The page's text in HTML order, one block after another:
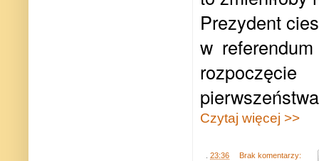
Prezydent
w
Czytaj więcej >>
. 23:36 Brak komentarzy: